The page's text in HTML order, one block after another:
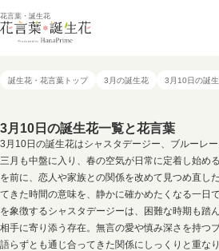
花言葉・誕生花
誕生花・花言葉トップ 3月の誕生花 3月10日の誕
3月10日の誕生花一覧と花言葉
3月10日の誕生花はシャスタデージー、ブルーレー
三月も中盤に入り、春の空気が日常に定着し始め
を前に、恋人や家族との関係を改めて見つめ直し
てきた時間の意味を、静かに確かめたくなる一日
を象徴するシャスタデージーは、困難な時期も踏
相手に寄り添う存在。無言の愛や慎み深さを持つ
語らずとも通じ合ってきた関係にしっくりと重な